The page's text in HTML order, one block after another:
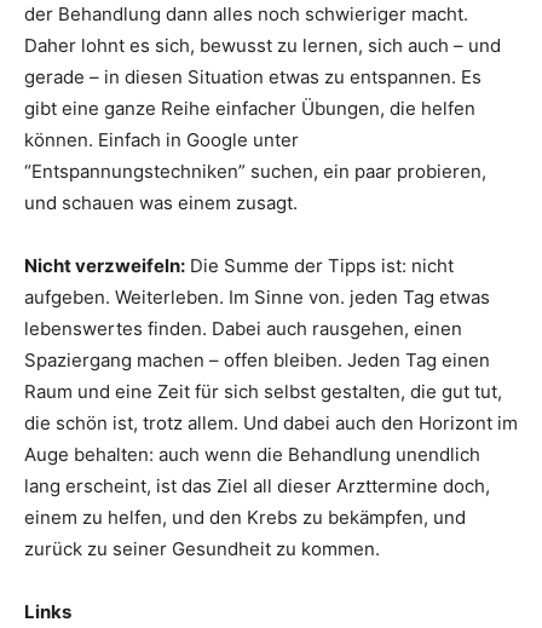
der Behandlung dann alles noch schwieriger macht.
Daher lohnt es sich, bewusst zu lernen, sich auch – und
gerade – in diesen Situation etwas zu entspannen. Es
gibt eine ganze Reihe einfacher Übungen, die helfen
können. Einfach in Google unter
“Entspannungstechniken” suchen, ein paar probieren,
und schauen was einem zusagt.
Nicht verzweifeln: Die Summe der Tipps ist: nicht
aufgeben. Weiterleben. Im Sinne von. jeden Tag etwas
lebenswertes finden. Dabei auch rausgehen, einen
Spaziergang machen – offen bleiben. Jeden Tag einen
Raum und eine Zeit für sich selbst gestalten, die gut tut,
die schön ist, trotz allem. Und dabei auch den Horizont im
Auge behalten: auch wenn die Behandlung unendlich
lang erscheint, ist das Ziel all dieser Arzttermine doch,
einem zu helfen, und den Krebs zu bekämpfen, und
zurück zu seiner Gesundheit zu kommen.
Links